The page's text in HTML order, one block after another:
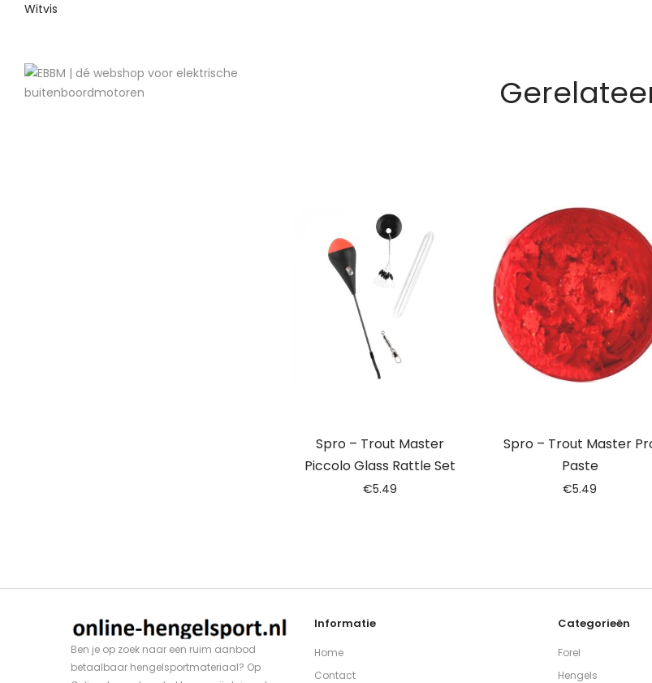
Spro – Trout Master
Piccolo Glass Rattle Set
€5.49
Spro – Trout Master
Paste
€5.49
Witvis
Ben je op zoek naar een ruim aanbod
betaalbaar hengelsportmateriaal? Op
Informatie
Home
Contact
Categorieën
Forel
Hengels